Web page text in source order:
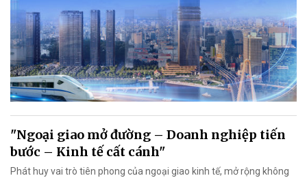
"Ngoại giao mở đường – Doanh nghiệp tiến
bước – Kinh tế cất cánh"
Phát huy vai trò tiên phong của ngoại giao kinh tế, mở rộng không